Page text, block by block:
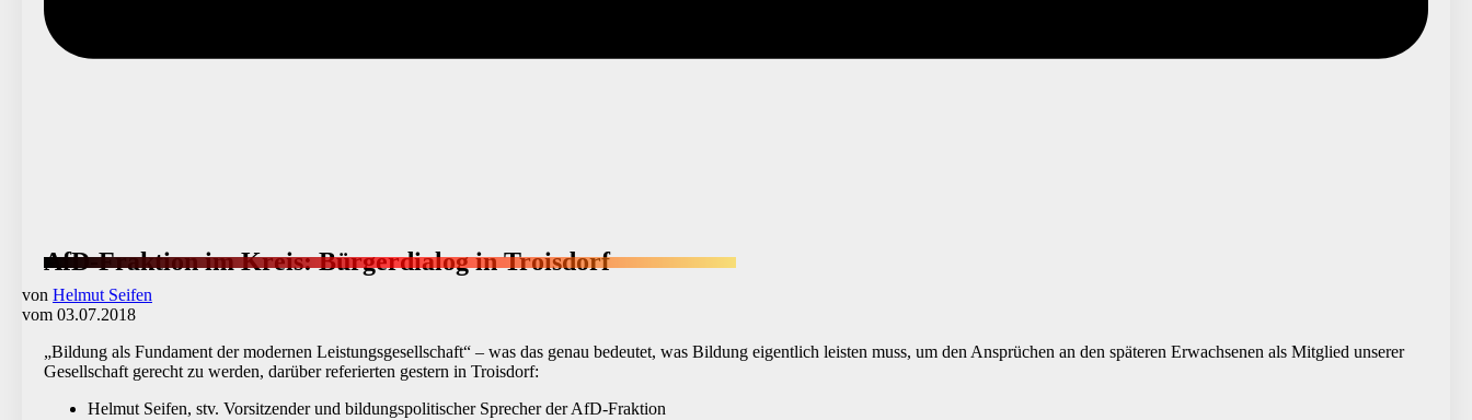
AfD-Fraktion im Kreis: Bürgerdialog in Troisdorf
von Helmut Seifen
vom 03.07.2018
„Bildung als Fundament der modernen Leistungsgesellschaft“ – was das genau bedeutet, was Bildung eigentlich leisten muss, um den Ansprüchen an den späteren Erwachsenen als Mitglied unserer
Gesellschaft gerecht zu werden, darüber referierten gestern in Troisdorf:
Helmut Seifen, stv. Vorsitzender und bildungspolitischer Sprecher der AfD-Fraktion